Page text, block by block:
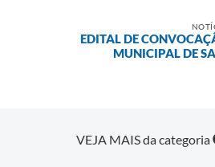
EDITAL DE
MUNICIPAL DE
VEJA MAIS da categoria